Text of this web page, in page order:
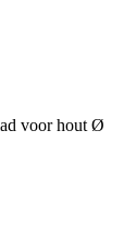
voor hout Ø